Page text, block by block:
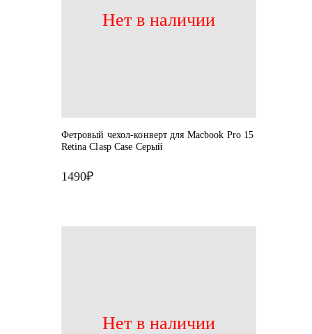
Нет в наличии
Фетровый чехол-конверт для Macbook Pro 15
Retina Clasp Case Серый
1490₽
Нет в наличии